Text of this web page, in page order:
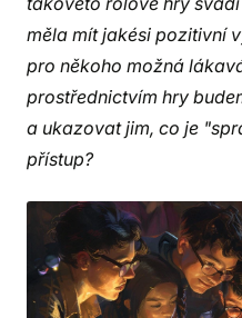
měla mít jakési pozitivní
pro někoho možná
prostřednictvím hry
a ukazovat jim, co je
přístup?